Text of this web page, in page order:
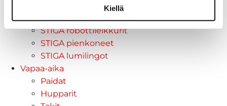
Kiellä
STIGA ajoleikkurit
STIGA ruohonleikkurit
STIGA robottileikkurit
STIGA pienkoneet
STIGA lumilingot
Vapaa-aika
Paidat
Hupparit